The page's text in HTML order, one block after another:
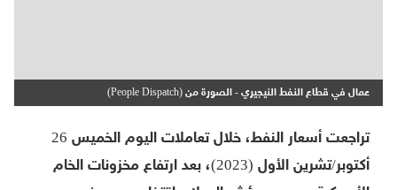
عمال في قطاع النفط النيجيري - الصورة من (People Dispatch)
تراجعت أسعار النفط، خلال تعاملات اليوم الخميس 26
أكتوبر/تشرين الأول (2023)، بعد ارتفاع مخزونات الخام